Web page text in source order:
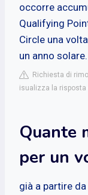
occorre
Qualifying
Circle una
un anno solare.
Richiesta di
isualizza la
Quante
per un
già a partire